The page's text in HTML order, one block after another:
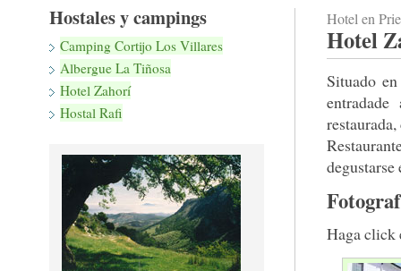
Hostales y campings
Camping Cortijo Los Villares
Albergue La Tiñosa
Hotel Zahorí
Hostal Rafi
Hotel en
Hotel
Situado
degustarse
Haga click